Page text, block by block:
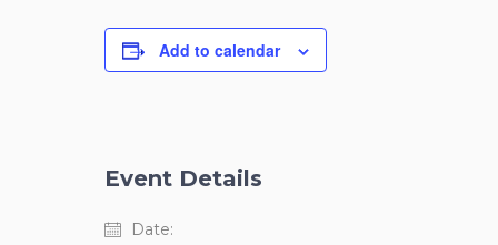
Add to calendar
Event Details
Date: